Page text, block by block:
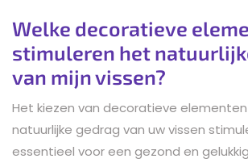
Welke decoratieve
stimuleren het
van mijn vissen?
Het kiezen van decoratieve
natuurlijke gedrag van uw vissen
essentieel voor een gezond en